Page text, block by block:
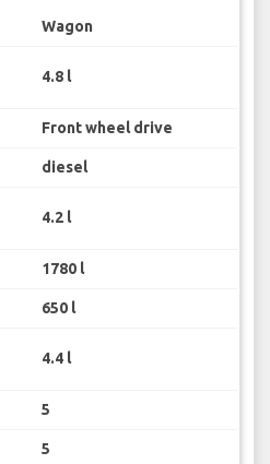
Wagon
4.8 l
Front wheel drive
diesel
4.2 l
1780 l
650 l
4.4 l
5
5